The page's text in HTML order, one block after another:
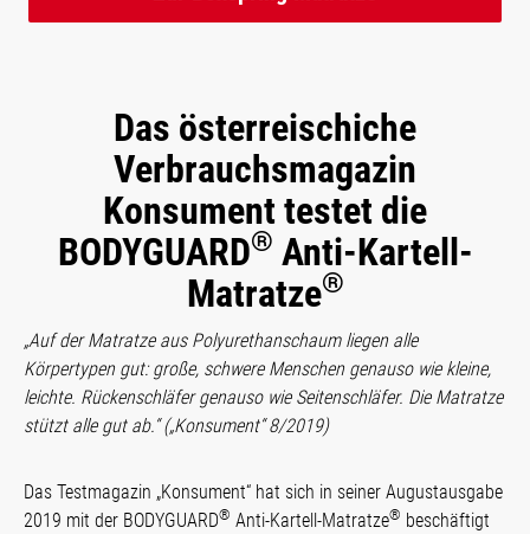
Das österreischiche
Verbrauchsmagazin
Konsument testet die
BODYGUARD® Anti-Kartell-
Matratze®
„Auf der Matratze aus Polyurethanschaum liegen alle
Körpertypen gut: große, schwere Menschen genauso wie kleine,
leichte. Rückenschläfer genauso wie Seitenschläfer. Die Matratze
stützt alle gut ab.“ („Konsument“ 8/2019)
Das Testmagazin „Konsument“ hat sich in seiner Augustausgabe
2019 mit der BODYGUARD® Anti-Kartell-Matratze® beschäftigt